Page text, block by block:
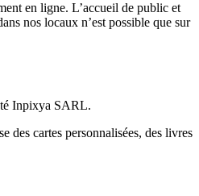
en ligne. L’accueil de public et
nos locaux n’est possible que sur
Inpixya SARL.
des cartes personnalisées, des livres